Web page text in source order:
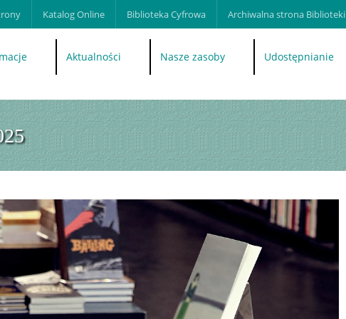
Katalog Online Biblioteka Cyfrowa Archiwalna strona Biblioteki
Aktualności Nasze zasoby Udostępnianie